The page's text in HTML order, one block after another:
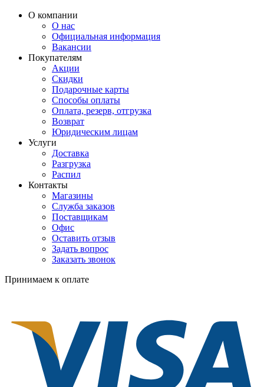
О компании
О нас
Официальная информация
Вакансии
Покупателям
Акции
Скидки
Подарочные карты
Способы оплаты
Оплата, резерв, отгрузка
Возврат
Юридическим лицам
Услуги
Доставка
Разгрузка
Распил
Контакты
Магазины
Служба заказов
Поставщикам
Офис
Оставить отзыв
Задать вопрос
Заказать звонок
Принимаем к оплате